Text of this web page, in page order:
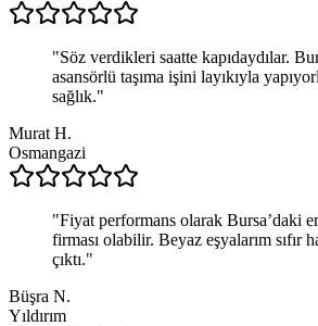
"Söz verdikleri saatte kapıdaydılar.
asansörlü taşıma işini layıkıyla
sağlık."
Murat H.
Osmangazi
"Fiyat performans olarak Bursa’daki
firması olabilir. Beyaz eşyalarım sıfır
çıktı."
Büşra N.
Yıldırım